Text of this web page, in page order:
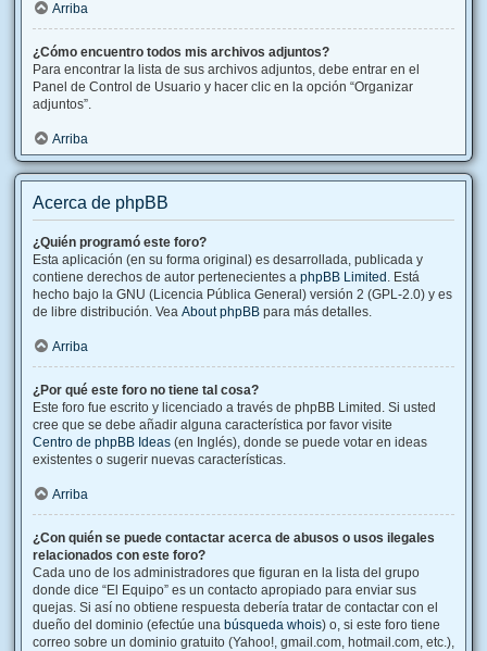
Arriba
¿Cómo encuentro todos mis archivos adjuntos?
Para encontrar la lista de sus archivos adjuntos, debe entrar en el
Panel de Control de Usuario y hacer clic en la opción “Organizar
adjuntos”.
Arriba
Acerca de phpBB
¿Quién programó este foro?
Esta aplicación (en su forma original) es desarrollada, publicada y
contiene derechos de autor pertenecientes a phpBB Limited . Está
hecho bajo la GNU (Licencia Pública General) versión 2 (GPL-2.0) y es
de libre distribución. Vea About phpBB para más detalles.
Arriba
¿Por qué este foro no tiene tal cosa?
Este foro fue escrito y licenciado a través de phpBB Limited. Si usted
cree que se debe añadir alguna característica por favor visite
Centro de phpBB Ideas (en Inglés), donde se puede votar en ideas
existentes o sugerir nuevas características.
Arriba
¿Con quién se puede contactar acerca de abusos o usos ilegales
relacionados con este foro?
Cada uno de los administradores que figuran en la lista del grupo
donde dice “El Equipo” es un contacto apropiado para enviar sus
quejas. Si así no obtiene respuesta debería tratar de contactar con el
dueño del dominio (efectúe una búsqueda whois) o, si este foro tiene
correo sobre un dominio gratuito (Yahoo!, gmail.com, hotmail.com, etc.),